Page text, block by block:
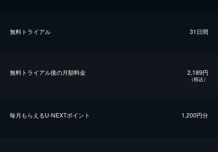
無料トライアル 31日間
無料トライアル後の⽉額料金 2,189円
（税込）
毎⽉もらえるU-NEXTポイント 1,200円分